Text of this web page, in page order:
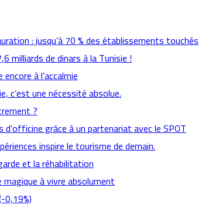
: jusqu’à 70 % des établissements touchés
milliards de dinars à la Tunisie !
à l’accalmie
c’est une nécessité absolue.
?
grâce à un partenariat avec le SPOT
inspire le tourisme de demain.
et la réhabilitation
magique à vivre absolument
0,19%)